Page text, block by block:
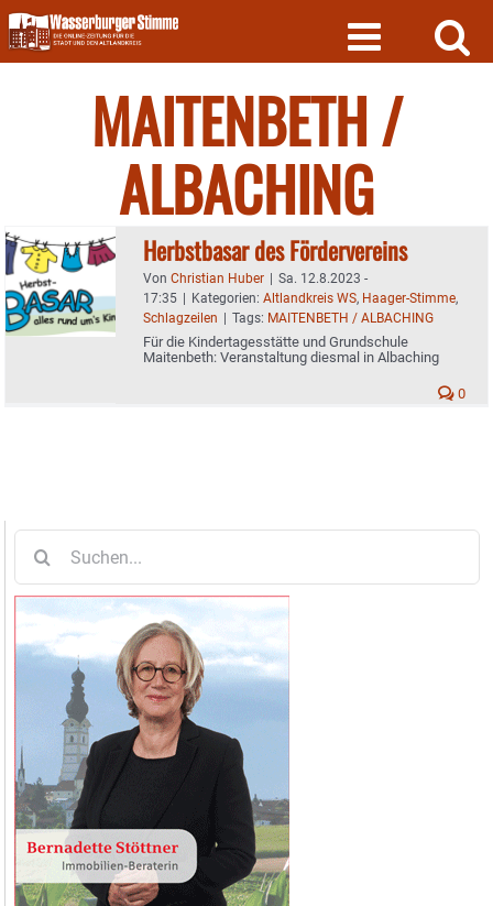
Skip
to
content
MAITENBETH /
ALBACHING
Herbstbasar des Fördervereins
Von Christian Huber | Sa. 12.8.2023 -
17:35 | Kategorien: Altlandkreis WS, Haager-Stimme,
Schlagzeilen | Tags: MAITENBETH / ALBACHING
Für die Kindertagesstätte und Grundschule
Maitenbeth: Veranstaltung diesmal in Albaching
0
nach: